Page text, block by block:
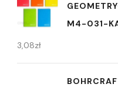
M4-031-
3,08zł